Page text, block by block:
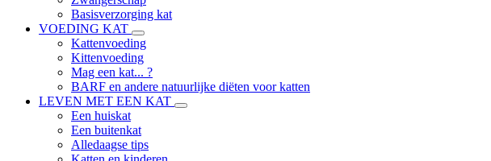
Basisverzorging kat
VOEDING KAT
Kattenvoeding
Kittenvoeding
Mag een kat... ?
BARF en andere natuurlijke diëten voor katten
LEVEN MET EEN KAT
Een huiskat
Een buitenkat
Alledaagse tips